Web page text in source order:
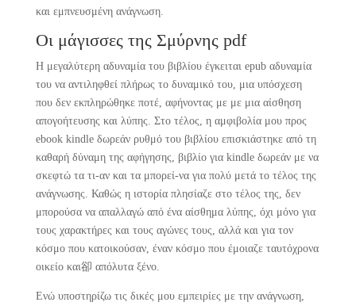
και εμπνευσμένη ανάγνωση.
Οι μάγισσες της Σμύρνης pdf
Η μεγαλύτερη αδυναμία του βιβλίου έγκειται epub αδυναμία
του να αντιληφθεί πλήρως το δυναμικό του, μια υπόσχεση
που δεν εκπληρώθηκε ποτέ, αφήνοντας με με μια αίσθηση
απογοήτευσης και λύπης. Στο τέλος, η αμφιβολία μου προς
ebook kindle δωρεάν ρυθμό του βιβλίου επισκιάστηκε από τη
καθαρή δύναμη της αφήγησης, βιβλίο για kindle δωρεάν με να
σκεφτώ τα τι-αν και τα μπορεί-να για πολύ μετά το τέλος της
ανάγνωσης. Καθώς η ιστορία πλησίαζε στο τέλος της, δεν
μπορούσα να απαλλαγώ από ένα αίσθημα λύπης, όχι μόνο για
τους χαρακτήρες και τους αγώνες τους, αλλά και για τον
κόσμο που κατοικούσαν, έναν κόσμο που έμοιαζε ταυτόχρονα
οικείο και卻 απόλυτα ξένο.
Ενώ υποστηρίζω τις δικές μου εμπειρίες με την ανάγνωση,